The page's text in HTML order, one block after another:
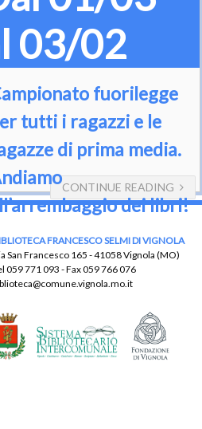
03/02
fuorilegge
tutti i ragazzi e le
di prima media.
dei libri!
CONTINUE READING
FRANCESCO SELMI DI VIGNOLA
San Francesco 165 - 41058 Vignola (MO)
059 771 093 - Fax059 766 076